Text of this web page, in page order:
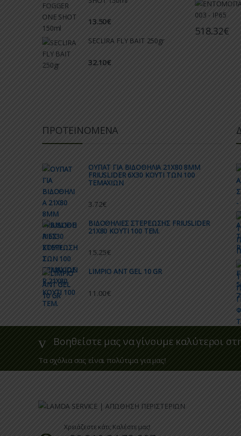
518.32€
13.50€
SECLIRA FLY BAIT 250gr
32.10€
ΠΡΟΤΕΙΝΟΜΕΝΑ
ΟΥΠΑΤ ΓΙΑ ΒΙΔΟΘΗΛΙΑ 21Χ80 8ΜΜ
FRIUSLIDER 6X30 ΚΟΥΤΙ ΤΩΝ 100
ΤΕΜΑΧΙΩΝ
3.72€
ΒΙΔΟΘΗΛΙΕΣ ΣΤΕΡΕΩΣΗΣ FRIUSLIDER
21X80 KOYTI 100 TEM.
15.25€
LIMPIO ANT GEL 10 GR
11.00€
Βοηθείστε μας να γίνουμε καλύτεροι
Τα σχόλια σας είναι πολύτιμα για μας!
Χρειάζεστε κάτι; Καλέστε μας!